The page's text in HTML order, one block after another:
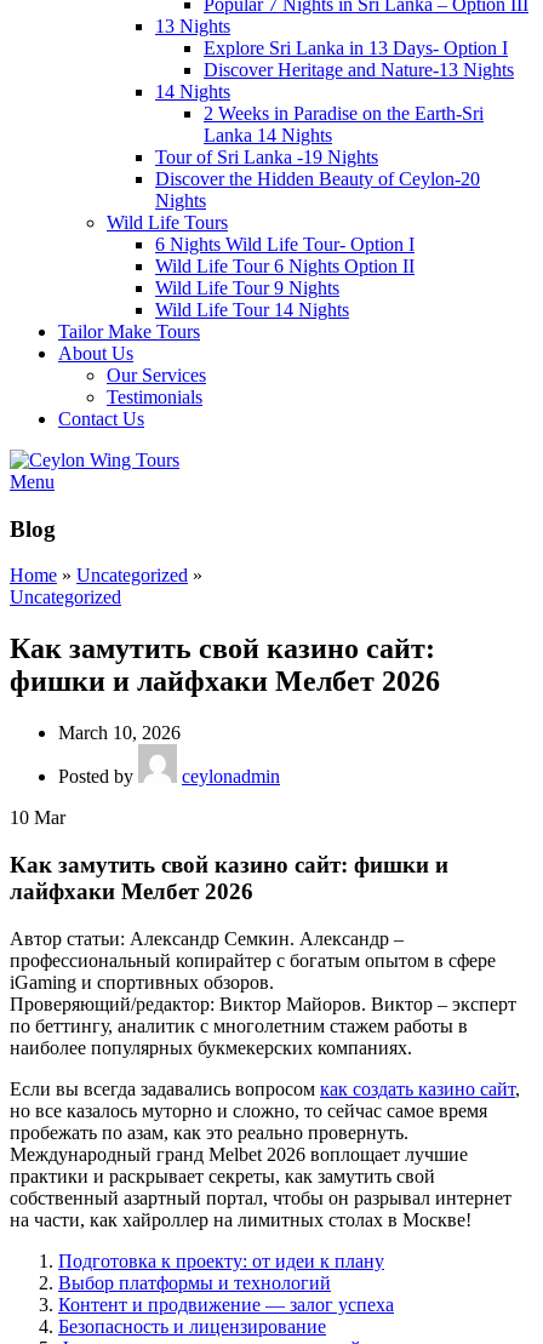
Popular 7 Nights in Sri Lanka – Option III
13 Nights
Explore Sri Lanka in 13 Days- Option I
Discover Heritage and Nature-13 Nights
14 Nights
2 Weeks in Paradise on the Earth-Sri
Lanka 14 Nights
Tour of Sri Lanka -19 Nights
Discover the Hidden Beauty of Ceylon-20
Nights
Wild Life Tours
6 Nights Wild Life Tour- Option I
Wild Life Tour 6 Nights Option II
Wild Life Tour 9 Nights
Wild Life Tour 14 Nights
Tailor Make Tours
About Us
Our Services
Testimonials
Contact Us
Menu
Blog
Home » Uncategorized »
Uncategorized
Как замутить свой казино сайт:
фишки и лайфхаки Мелбет 2026
March 10, 2026
Posted by
ceylonadmin
10 Mar
Как замутить свой казино сайт: фишки и
лайфхаки Мелбет 2026
Автор статьи: Александр Семкин. Александр –
профессиональный копирайтер с богатым опытом в сфере
iGaming и спортивных обзоров.
Проверяющий/редактор: Виктор Майоров. Виктор – эксперт
по беттингу, аналитик с многолетним стажем работы в
наиболее популярных букмекерских компаниях.
Если вы всегда задавались вопросом как создать казино сайт,
но все казалось муторно и сложно, то сейчас самое время
пробежать по азам, как это реально провернуть.
Международный гранд Melbet 2026 воплощает лучшие
практики и раскрывает секреты, как замутить свой
собственный азартный портал, чтобы он разрывал интернет
на части, как хайроллер на лимитных столах в Москве!
Подготовка к проекту: от идеи к плану
Выбор платформы и технологий
Контент и продвижение — залог успеха
Безопасность и лицензирование